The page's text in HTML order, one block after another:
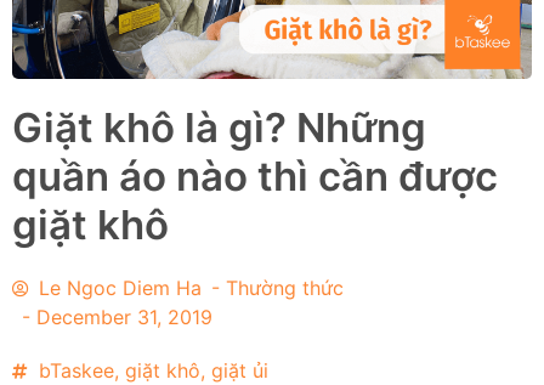
Giặt khô là gì? Những
quần áo nào thì cần được
giặt khô
Le Ngoc Diem Ha - Thường thức
- December 31, 2019
bTaskee, giặt khô, giặt ủi